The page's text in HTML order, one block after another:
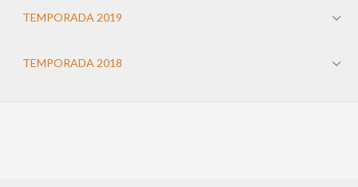
TEMPORADA 2019
TEMPORADA 2018